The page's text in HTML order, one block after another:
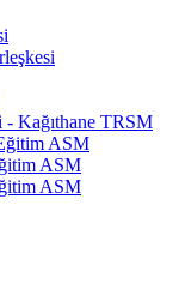
- Kağıthane TRSM
ASM
ASM
ASM